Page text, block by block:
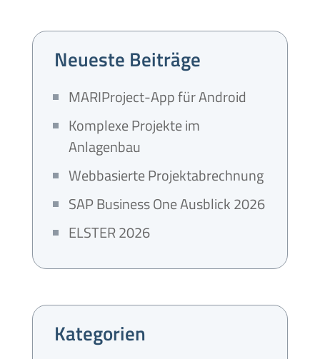
Neueste Beiträge
MARIProject-App für Android
Komplexe Projekte im
Anlagenbau
Webbasierte Projektabrechnung
SAP Business One Ausblick 2026
ELSTER 2026
Kategorien